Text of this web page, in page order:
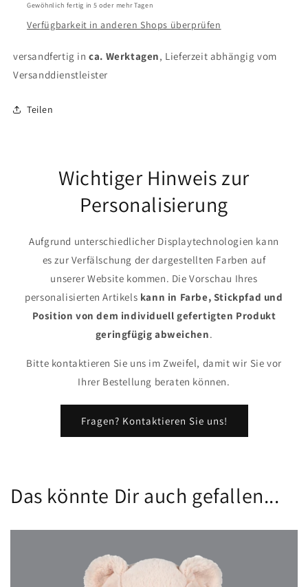
Gewöhnlich fertig in 5 oder mehr Tagen
Verfügbarkeit in anderen Shops überprüfen
versandfertig inca. Werktagen, Lieferzeit abhängig vom
Versanddienstleister
Teilen
Wichtiger Hinweis zur
Personalisierung
Aufgrund unterschiedlicher Displaytechnologien kann
es zur Verfälschung der dargestellten Farben auf
unserer Website kommen. Die Vorschau Ihres
personalisierten Artikels kann in Farbe, Stickpfad und
Position von dem individuell gefertigten Produkt
geringfügig abweichen.
Bitte kontaktieren Sie uns im Zweifel, damit wir Sie vor
Ihrer Bestellung beraten können.
Fragen? Kontaktieren Sie uns!
Das könnte Dir auch gefallen...